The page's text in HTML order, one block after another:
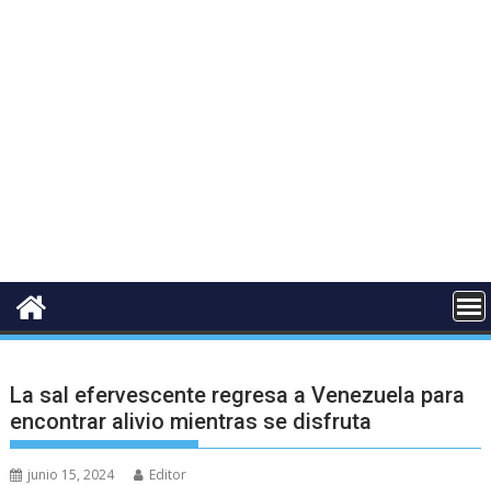
La sal efervescente regresa a Venezuela para
encontrar alivio mientras se disfruta
junio 15, 2024 Editor